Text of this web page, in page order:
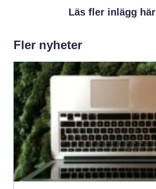
Läs fler inlägg här
Fler nyheter